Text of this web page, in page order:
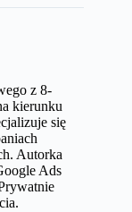
z 8-
kierunku
się
Autorka
Ads